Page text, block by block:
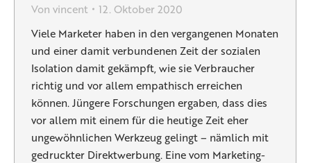
Von vincent
12. Oktober 2020
Viele Marketer haben in den vergangenen Monaten
und einer damit verbundenen Zeit der sozialen
Isolation damit gekämpft, wie sie Verbraucher
richtig und vor allem empathisch erreichen
können. Jüngere Forschungen ergaben, dass dies
vor allem mit einem für die heutige Zeit eher
ungewöhnlichen Werkzeug gelingt – nämlich mit
gedruckter Direktwerbung. Eine vom Marketing-